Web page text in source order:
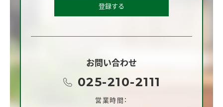
登録する
お問い合わせ
025-210-2111
営業時間：